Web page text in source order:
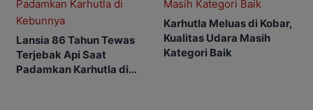
Lansia 86 Tahun Tewas
Terjebak Api Saat
Padamkan Karhutla di
Karhutla Meluas di Kobar,
Kualitas Udara Masih
Kategori Baik